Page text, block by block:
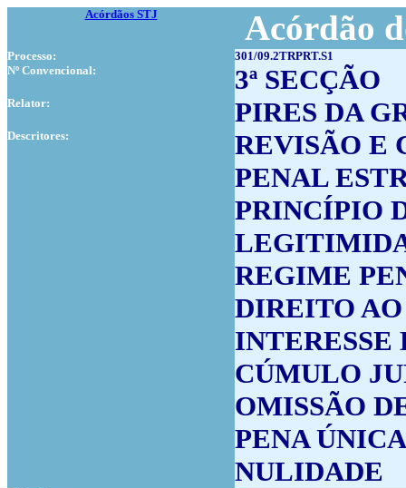
Acórdãos STJ Acórdão
Processo:
301/09.2TRPRT.S1
Nº Convencional:
3ª SECÇÃO
Relator: PIRES DA
Descritores:
REVISÃO E
PENAL
PRINCÍPIO
REGIME
DIREITO
INTERESSE
CÚMULO
OMISSÃO
PENA ÚNICA
NULIDADE